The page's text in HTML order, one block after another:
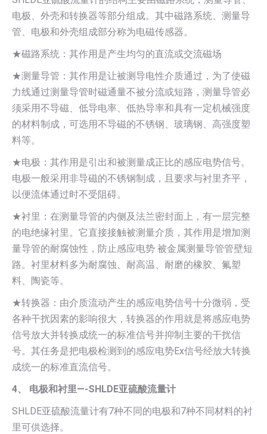
电极、外壳和转换器等部分组成。其中磁路系统、测量导
管、电极和外壳组成部分称为电磁传感器。
★磁路系统：其作用是产生均匀的直流或交流磁场
★测量导管：其作用是让被测导电性介质通过，为了使磁
力线通过测量导管时磁通量不被分流或短路，测量导管必
须采用不导磁、低导电率、低热导率和具有一定机械强度
的材料制成，可选用不导磁的不锈钢、玻璃钢、高强度塑
料等。
★电极：其作用是引出和被测量成正比的感应电势信号。
电极一般采用非导磁的不锈钢制成，且要求与衬里齐平，
以便流体通过时不受阻碍。
★衬里：在测量导管的内侧及法兰密封面上，有一层完整
的电绝缘衬里。它直接接触被测量介质，其作用是增加测
量导管的耐腐蚀性，防止感应电势 被金属测量导管管壁短
路。衬里材料多为耐腐蚀、耐高温、耐磨的橡胶、氟塑
料、陶瓷等。
★转换器：由介质流动产生的感应电势信号十分微弱，受
各种干扰因素的影响很大，转换器的作用就是将感应电势
信号放大并转换成统一的标准信号并抑制主要的干扰信
号。其任务是把电极检测到的感应电势Ex信号经放大转换
成统一的标准直流信号。
4、 电极和衬里—-SHLDE亚硫酸流量计
SHLDE亚硫酸流量计有7种不同的电极和7种不同材料的衬
里可供选择。